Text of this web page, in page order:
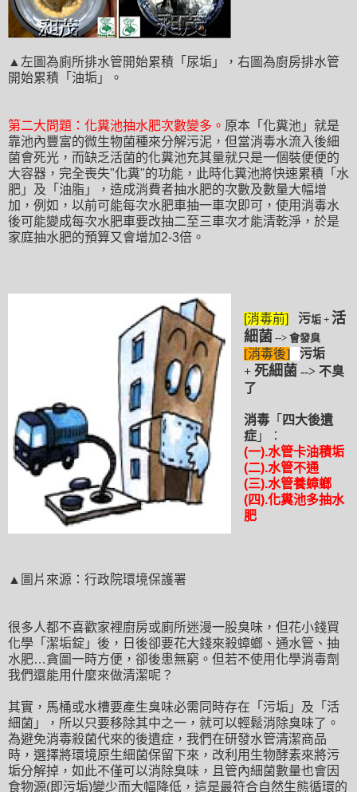
▲左圖為廁所排水管開始累積 「 尿垢 」 ，右 圖為廚房排水管
開始累積 「油垢 」 。
第二大問題 ： 化糞池抽水肥次數變多 。 原本 「化糞池」就是
靠池內豐富的微生物菌種來分解污泥 ，但當消毒水流入後細
菌會死光 ，而缺乏活菌的化糞池充其量就只是一個裝便便的
大容器 ，完全喪失"化糞"的功能 ，此時化糞池將快速累積 「水
肥 」 及 「油脂 」
，造成消費者抽水肥的次數及數量大幅增
加 ，例如 ，以前可能每次水肥車抽一車次即可 ，使用消毒水
後可能變成每次水肥車要改抽二至三車次才能清乾淨 ，於是
家庭抽水肥的預算又會增加2-3倍 。
[消毒前] 污垢 + 活
細菌 --> 會發臭
[消毒後]
污垢
+ 死細菌 --> 不臭
了
消毒「 四大後遺
症」
：
(一).水管卡油積垢
(二).水管不通
(三).水管養蟑螂
(四).化糞池多抽水
肥
▲圖片來源 ： 行政院環境保護署
很多人都不喜歡家裡廚房或廁所迷漫一股臭味 ，但花小錢買
化學 「 潔垢錠 」 後 ，日後卻要花大錢來殺蟑螂 、通水管 、抽
水肥…貪圖一時方便 ， 卻後患無窮。但若不使用化學消毒劑
我們還能用什麼來做清潔呢 ？
其實 ， 馬桶或水槽要產生臭味必需同時存在 「污垢」 及 「活
細菌」
，所以只要移除其中之一 ，就可以輕鬆消除臭味了 。
為避免消毒殺菌代來的後遺症 ， 我們在研發水管清潔商品
時 ， 選擇將環境原生細菌保留下來 ，改利用生物酵素來將污
垢分解掉 ，如此不僅可以消除臭味 ，且管內細菌數量也會因
食物源(即污垢)變少而大幅降低 ，這是最符合自然生態循環的